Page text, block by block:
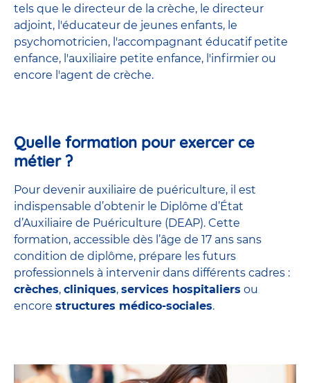
tels que le directeur de la crèche, le directeur
adjoint, l'éducateur de jeunes enfants, le
psychomotricien, l'accompagnant éducatif petite
enfance, l'auxiliaire petite enfance, l'infirmier ou
encore l'agent de crèche.
Quelle formation pour exercer ce
métier ?
Pour devenir auxiliaire de puériculture, il est
indispensable d’obtenir le Diplôme d’État
d’Auxiliaire de Puériculture (DEAP). Cette
formation, accessible dès l’âge de 17 ans sans
condition de diplôme, prépare les futurs
professionnels à intervenir dans différents cadres :
crèches, cliniques, services hospitaliers ou
encore structures médico-sociales.